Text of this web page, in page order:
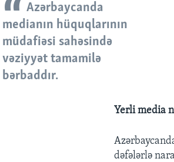
Azərbaycanda
medianın hüquqlarının
müdafiəsi sahəsində
vəziyyət tamamilə
bərbaddır.
Yerli media
dəfələrlə